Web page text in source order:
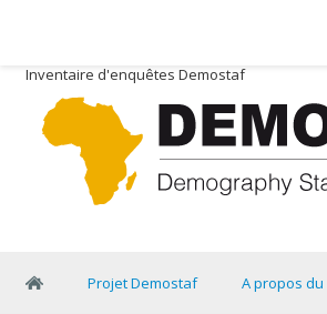
Inventaire d'enquêtes Demostaf
Projet Demostaf A propos